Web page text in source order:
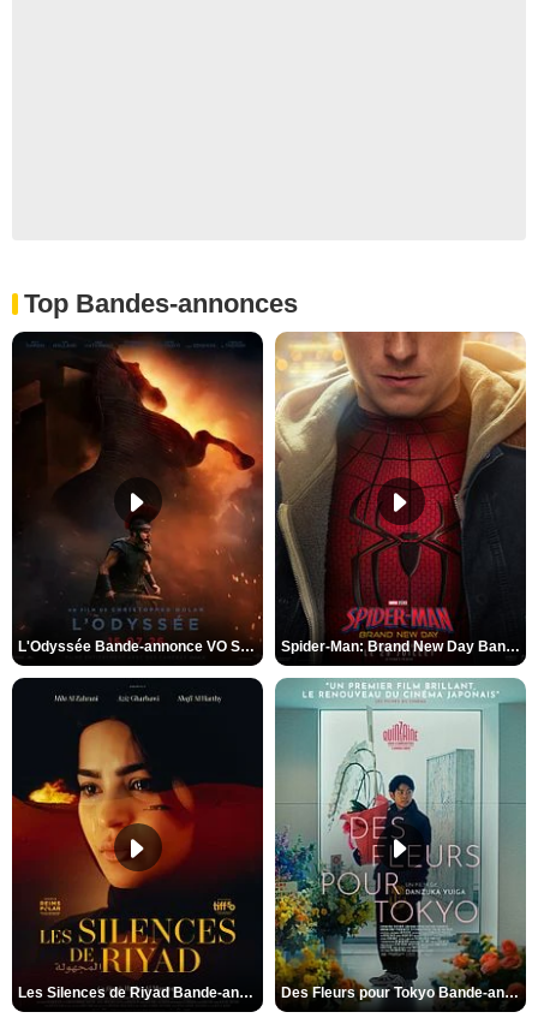
Top Bandes-annonces
L'Odyssée Bande-annonce VO STFR Spider-Man: Brand New Day Bande-annonce VO STFR
Les Silences de Riyad Bande-annonce VO STFR Des Fleurs pour Tokyo Bande-annonce VO STFR